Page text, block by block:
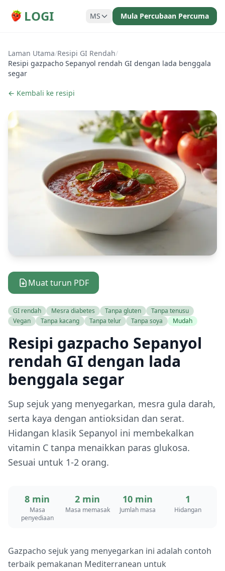
LOGI MS Mula Percubaan Percuma
Laman Utama/Resipi GI Rendah/
Resipi gazpacho Sepanyol rendah GI dengan lada benggala
segar
← Kembali ke resipi
Muat turun PDF
GI rendah Mesra diabetes Tanpa gluten
Tanpa tenusu
Vegan
Tanpa kacang Tanpa telur Tanpa soya Mudah
Resipi gazpacho Sepanyol
rendah GI dengan lada
benggala segar
Sup sejuk yang menyegarkan, mesra gula darah,
serta kaya dengan antioksidan dan serat.
Hidangan klasik Sepanyol ini membekalkan
vitamin C tanpa menaikkan paras glukosa.
Sesuai untuk 1-2 orang.
8 min
Masa
penyediaan
2 min
Masa memasak
10 min
Jumlah masa
1
Hidangan
Gazpacho sejuk yang menyegarkan ini adalah contoh
terbaik pemakanan Mediterranean untuk